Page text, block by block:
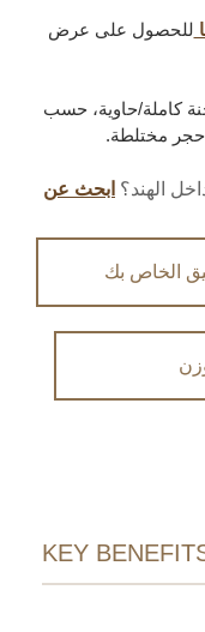
للحصول على عرض
كاملة/حاوية، حسب
حجر مختلطة.
الهند؟ ابحث عن
الخاص بك